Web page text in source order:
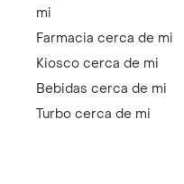
mi
Farmacia cerca de mi
Kiosco cerca de mi
Bebidas cerca de mi
Turbo cerca de mi